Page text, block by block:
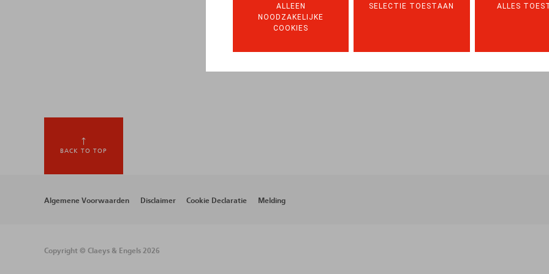
ALLEEN
NOODZAKELIJKE
COOKIES
SELECTIE TOESTAAN ALLES
BACK TO TOP
Footer
Algemene Voorwaarden Disclaimer Cookie Declaratie Melding
Copyright © Claeys & Engels 2026